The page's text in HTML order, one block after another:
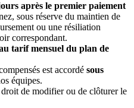
après le premier paiement
sous réserve du maintien de
ou une résiliation
correspondant.
tarif mensuel du plan de
est accordé sous
équipes.
de modifier ou de clôturer le